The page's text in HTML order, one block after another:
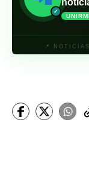
✓
📍